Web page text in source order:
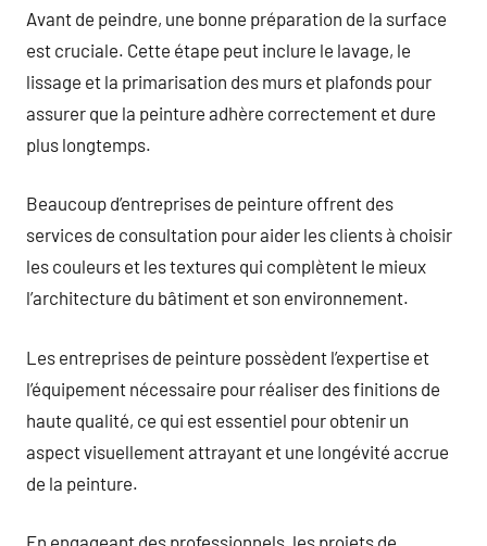
Avant de peindre, une bonne préparation de la surface
est cruciale. Cette étape peut inclure le lavage, le
lissage et la primarisation des murs et plafonds pour
assurer que la peinture adhère correctement et dure
plus longtemps.
Beaucoup d’entreprises de peinture offrent des
services de consultation pour aider les clients à choisir
les couleurs et les textures qui complètent le mieux
l’architecture du bâtiment et son environnement.
Les entreprises de peinture possèdent l’expertise et
l’équipement nécessaire pour réaliser des finitions de
haute qualité, ce qui est essentiel pour obtenir un
aspect visuellement attrayant et une longévité accrue
de la peinture.
En engageant des professionnels, les projets de